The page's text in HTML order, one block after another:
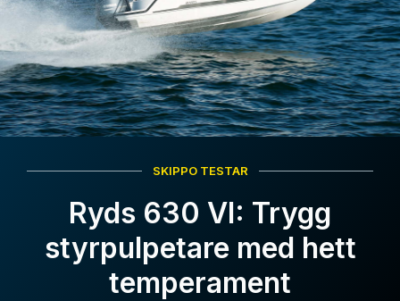
SKIPPO TESTAR
Ryds 630 VI: Trygg
styrpulpetare med hett
temperament